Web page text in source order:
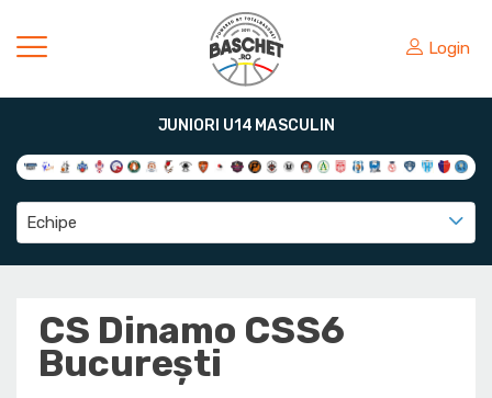
Login
JUNIORI U14 MASCULIN
Echipe
CS Dinamo CSS6
București